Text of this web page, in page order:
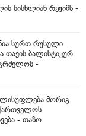
სისხლიან რეჟიმს -
სურთ რუსული
თავის ბალისტიკურ
-
მორიგ
- თაზო